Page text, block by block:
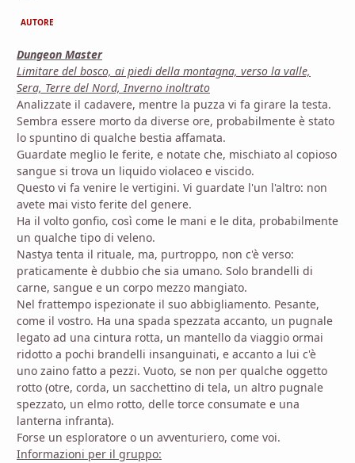
AUTORE
Dungeon Master
Limitare del bosco, ai piedi della montagna, verso la valle,
Sera, Terre del Nord, Inverno inoltrato
Analizzate il cadavere, mentre la puzza vi fa girare la testa.
Sembra essere morto da diverse ore, probabilmente è stato
lo spuntino di qualche bestia affamata.
Guardate meglio le ferite, e notate che, mischiato al copioso
sangue si trova un liquido violaceo e viscido.
Questo vi fa venire le vertigini. Vi guardate l'un l'altro: non
avete mai visto ferite del genere.
Ha il volto gonfio, così come le mani e le dita, probabilmente
un qualche tipo di veleno.
Nastya tenta il rituale, ma, purtroppo, non c'è verso:
praticamente è dubbio che sia umano. Solo brandelli di
carne, sangue e un corpo mezzo mangiato.
Nel frattempo ispezionate il suo abbigliamento. Pesante,
come il vostro. Ha una spada spezzata accanto, un pugnale
legato ad una cintura rotta, un mantello da viaggio ormai
ridotto a pochi brandelli insanguinati, e accanto a lui c'è
uno zaino fatto a pezzi. Vuoto, se non per qualche oggetto
rotto (otre, corda, un sacchettino di tela, un altro pugnale
spezzato, un elmo rotto, delle torce consumate e una
lanterna infranta).
Forse un esploratore o un avventuriero, come voi.
Informazioni per il gruppo: